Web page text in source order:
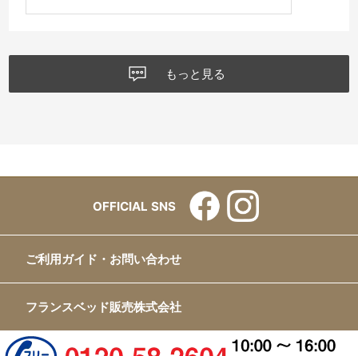
もっと見る
OFFICIAL SNS
ご利用ガイド・お問い合わせ
フランスベッド販売株式会社